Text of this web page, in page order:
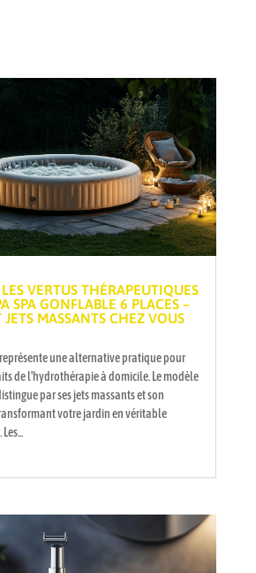
VERTUS THÉRAPEUTIQUES
SPA GONFLABLE 6 PLACES –
MASSANTS CHEZ VOUS
une alternative pratique pour
de l'hydrothérapie à domicile. Le modèle
par ses jets massants et son
votre jardin en véritable